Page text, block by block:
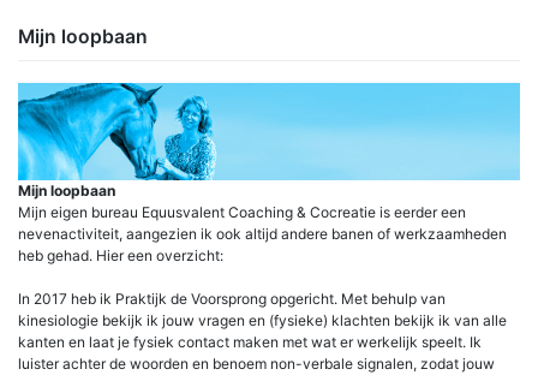
Mijn loopbaan
Mijn loopbaan
Mijn eigen bureau Equusvalent Coaching & Cocreatie is eerder een
nevenactiviteit, aangezien ik ook altijd andere banen of werkzaamheden
heb gehad. Hier een overzicht:
In 2017 heb ik Praktijk de Voorsprong opgericht. Met behulp van
kinesiologie bekijk ik jouw vragen en (fysieke) klachten bekijk ik van alle
kanten en laat je fysiek contact maken met wat er werkelijk speelt. Ik
luister achter de woorden en benoem non-verbale signalen, zodat jouw